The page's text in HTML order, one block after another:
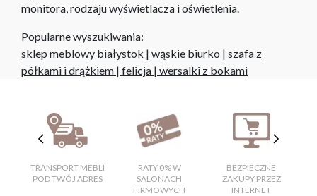
monitora, rodzaju wyświetlacza i oświetlenia.
Popularne wyszukiwania:
sklep meblowy białystok | wąskie biurko | szafa z
półkami i drążkiem | felicja | wersalki z bokami
TRANSPORT MEBLI
POD TWÓJ ADRES
RATY 0% W
SALONACH
FIRMOWYCH
BEZPIECZNE
ZAKUPY PRZEZ
INTERNET